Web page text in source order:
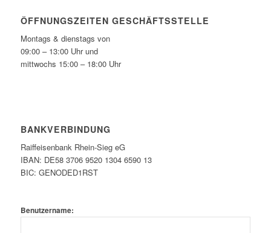
ÖFFNUNGSZEITEN GESCHÄFTSSTELLE
Montags & dienstags von
09:00 – 13:00 Uhr und
mittwochs 15:00 – 18:00 Uhr
BANKVERBINDUNG
Raiffeisenbank Rhein-Sieg eG
IBAN: DE58 3706 9520 1304 6590 13
BIC: GENODED1RST
Benutzername: